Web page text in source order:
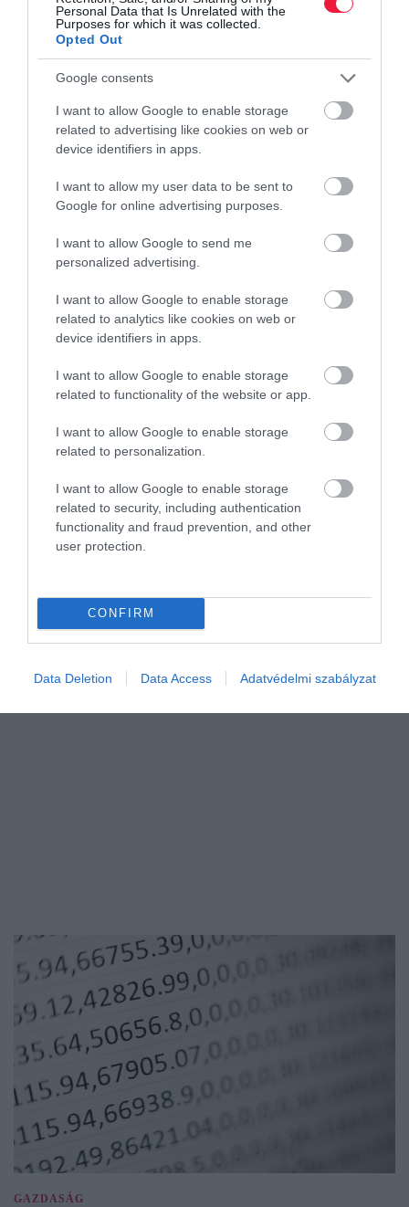
Personal Data that Is Unrelated with the
Purposes for which it was collected.
Opted Out
Google consents
I want to allow Google to enable storage
related to advertising like cookies on web or
device identifiers in apps.
I want to allow my user data to be sent to
Google for online advertising purposes.
I want to allow Google to send me
personalized advertising.
I want to allow Google to enable storage
related to analytics like cookies on web or
device identifiers in apps.
I want to allow Google to enable storage
related to functionality of the website or app.
I want to allow Google to enable storage
related to personalization.
I want to allow Google to enable storage
related to security, including authentication
functionality and fraud prevention, and other
user protection.
CONFIRM
Data Deletion Data Access Adatvédelmi szabályzat
JOGOSÍTVÁNY
Tudtad? Minél idősebb a sofőr, annál olcsóbb az
orvosi vizsgálat
vezetői engedélynél az életkorunk is meghatározza, mennyit kell
GAZDASÁG